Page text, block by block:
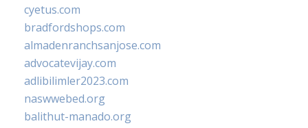
cyetus.com
bradfordshops.com
almadenranchsanjose.com
advocatevijay.com
adlibilimler2023.com
naswwebed.org
balithut-manado.org